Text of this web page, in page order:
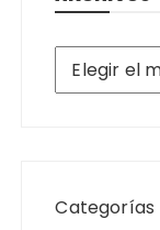
Archivos
Categorías